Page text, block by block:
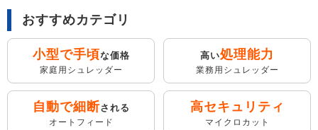
おすすめカテゴリ
小型で手頃な価格
家庭用シュレッダー
高い処理能力
業務用シュレッダー
自動で細断される
オートフィード
高セキュリティ
マイクロカット